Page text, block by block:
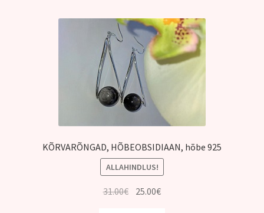
KÕRVARÕNGAD, HÕBEOBSIDIAAN, hõbe 925
ALLAHINDLUS!
31.00€ Algne
25.00€Praegune